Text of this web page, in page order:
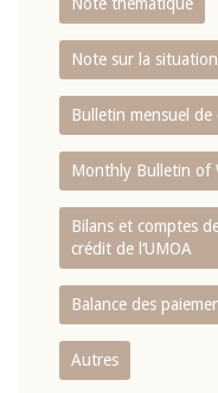
Note sur la
Bulletin mensuel
Monthly Bulletin of
Bilans et comptes
crédit de l‘UMOA
Balance des
Autres